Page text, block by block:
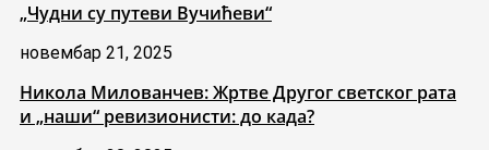
„Чудни су путеви Вучићеви“
новембар 21, 2025
Никола Милованчев: Жртве Другог светског рата
и „наши“ ревизионисти: до када?